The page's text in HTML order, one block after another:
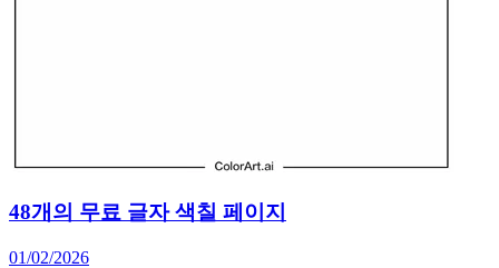
48개의 무료 글자 색칠 페이지
01/02/2026